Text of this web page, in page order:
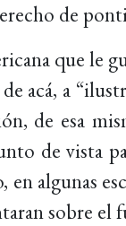
de
que le
acá, a
de esa
de vista
algunas
sobre el